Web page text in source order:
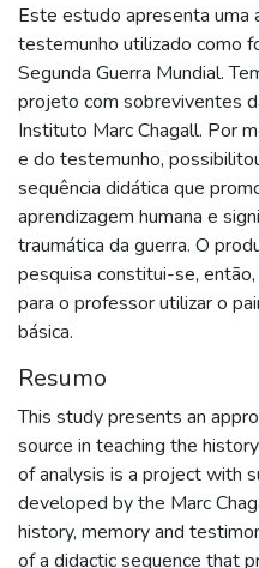
Este estudo apresenta uma
testemunho utilizado como
Segunda Guerra Mundial.
projeto com sobreviventes
Instituto Marc Chagall. Por
e do testemunho,
sequência didática que
aprendizagem humana e
traumática da guerra. O
pesquisa constitui-se,
para o professor utilizar o
básica.
Resumo
This study presents an
source in teaching the
of analysis is a project with
developed by the Marc
history, memory and
of a didactic sequence that